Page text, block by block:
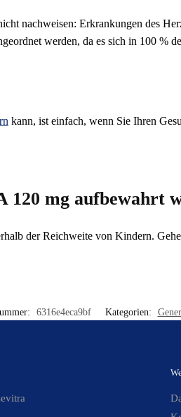
nachweisen: Erkrankungen des
werden, da es sich in 100 %
kann, ist einfach, wenn Sie Ihren
120 mg aufbewahrt
der Reichweite von Kindern.
6316e4eca9bf Kategorien: